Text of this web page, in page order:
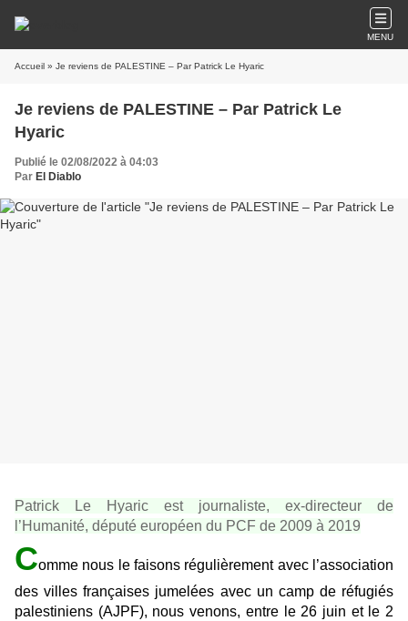
MENU
Accueil » Je reviens de PALESTINE – Par Patrick Le Hyaric
Je reviens de PALESTINE – Par Patrick Le
Hyaric
Publié le 02/08/2022 à 04:03
Par El Diablo
Patrick Le Hyaric est journaliste, ex-directeur de
l’Humanité, député européen du PCF de 2009 à 2019
Comme nous le faisons régulièrement avec l’association
des villes françaises jumelées avec un camp de réfugiés
palestiniens (AJPF), nous venons, entre le 26 juin et le 2